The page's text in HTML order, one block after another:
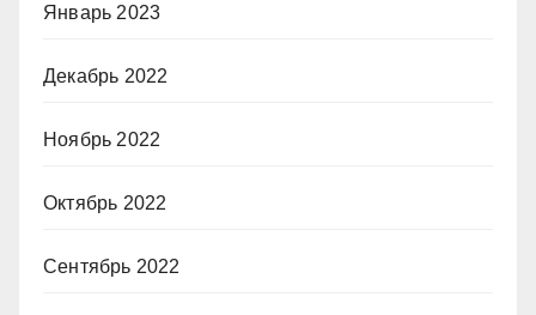
Январь 2023
Декабрь 2022
Ноябрь 2022
Октябрь 2022
Сентябрь 2022